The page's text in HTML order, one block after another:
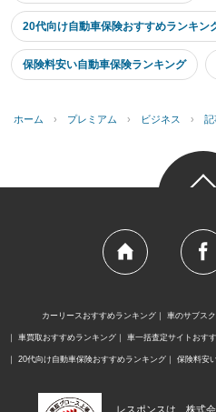
20代向け自動車保険おすすめランキン
保険料安い自動車保険ランキング
ホーム › プレミアム › ビジネス › 記
カーリースおすすめランキング 車のサブス
車買取おすすめランキング 車一括査定サイトおす
20代向け自動車保険おすすめランキング 保険料安
レスポンスは、株式